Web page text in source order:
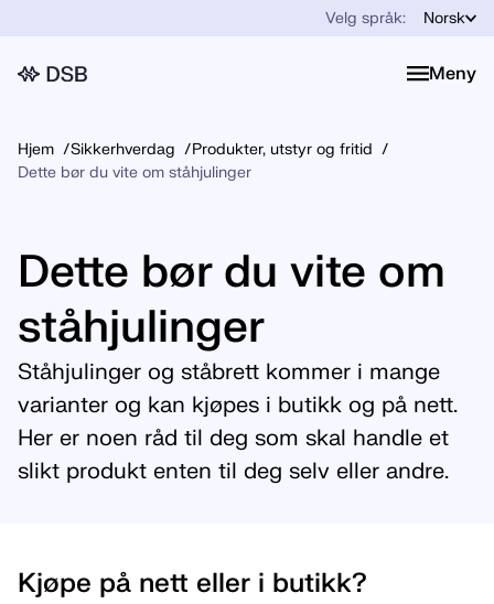
Velg språk: Norsk
Meny
Meny
Hjem Sikkerhverdag
Produkter, utstyr og fritid
Dette bør du vite om ståhjulinger
Dette bør du vite om
ståhjulinger
Ståhjulinger og ståbrett kommer i mange
varianter og kan kjøpes i butikk og på nett.
Her er noen råd til deg som skal handle et
slikt produkt enten til deg selv eller andre.
Kjøpe på nett eller i butikk?